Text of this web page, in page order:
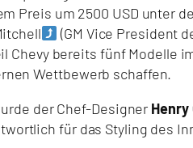
um 2500 USD unter
(GM Vice President
bereits fünf Modelle
Wettbewerb schaffen.
der Chef-Designer Henry
für das Styling des